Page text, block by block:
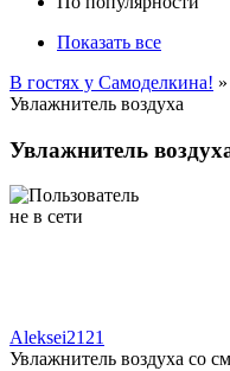
Показать все
В гостях у Самоделкина! »
Увлажнитель воздуха
Увлажнитель
Aleksei2121
Увлажнитель воздуха со